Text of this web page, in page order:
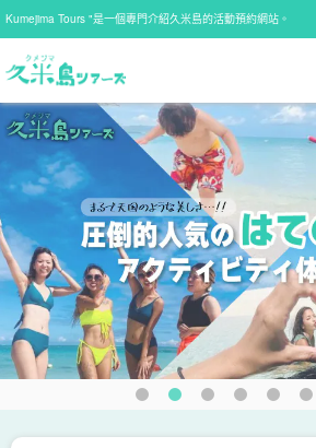
Kumejima Tours "是一個專門介紹久米島的活動預約網站。